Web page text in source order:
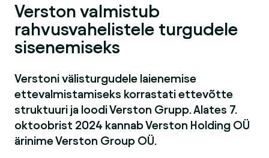
Verston valmistub
rahvusvahelistele turgudele
sisenemiseks
Verstoni välisturgudele laienemise
ettevalmistamiseks korrastati ettevõtte
struktuuri ja loodi Verston Grupp. Alates 7.
oktoobrist 2024 kannab Verston Holding OÜ
ärinime Verston Group OÜ.